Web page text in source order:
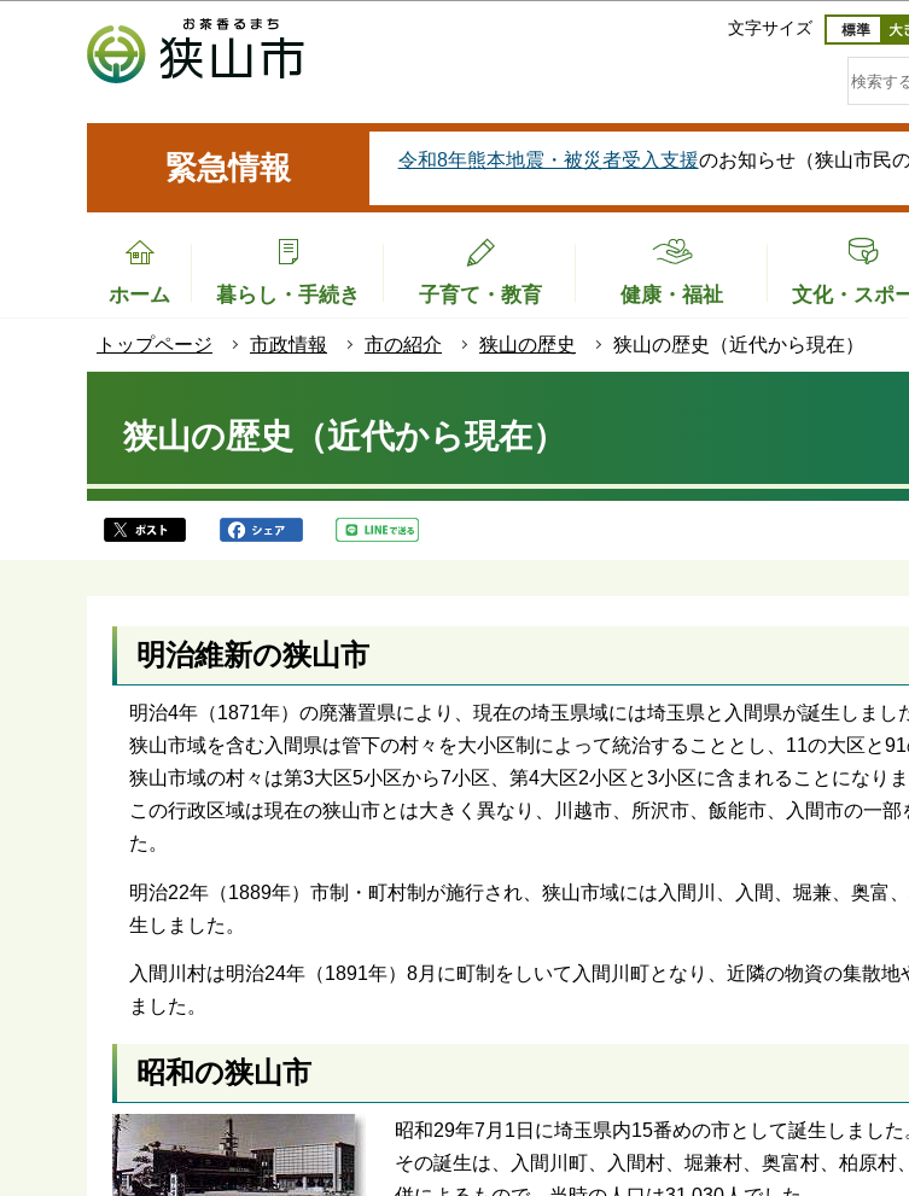
このページの本文へ移
文字サイズ
緊急情報 令和8年熊本地震・被災者受入支援のお知らせ（狭山市民
ホーム 暮らし・手続き 子育て・教育 健康・福祉 文化・スポ
トップページ 市政情報 市の紹介 狭山の歴史 狭山の歴史（近代から現在）
狭山の歴史（近代から現在）
明治維新の狭山市
明治4年（1871年）の廃藩置県により、現在の埼玉県域には埼玉県と入間県が誕生しまし
狭山市域を含む入間県は管下の村々を大小区制によって統治することとし、11の大区と91
狭山市域の村々は第3大区5小区から7小区、第4大区2小区と3小区に含まれることになりま
この行政区域は現在の狭山市とは大きく異なり、川越市、所沢市、飯能市、入間市の一部
た。
明治22年（1889年）市制・町村制が施行され、狭山市域には入間川、入間、堀兼、奥富
生しました。
入間川村は明治24年（1891年）8月に町制をしいて入間川町となり、近隣の物資の集散地
ました。
昭和の狭山市
昭和29年7月1日に埼玉県内15番めの市として誕生しました
その誕生は、入間川町、入間村、堀兼村、奥富村、柏原村